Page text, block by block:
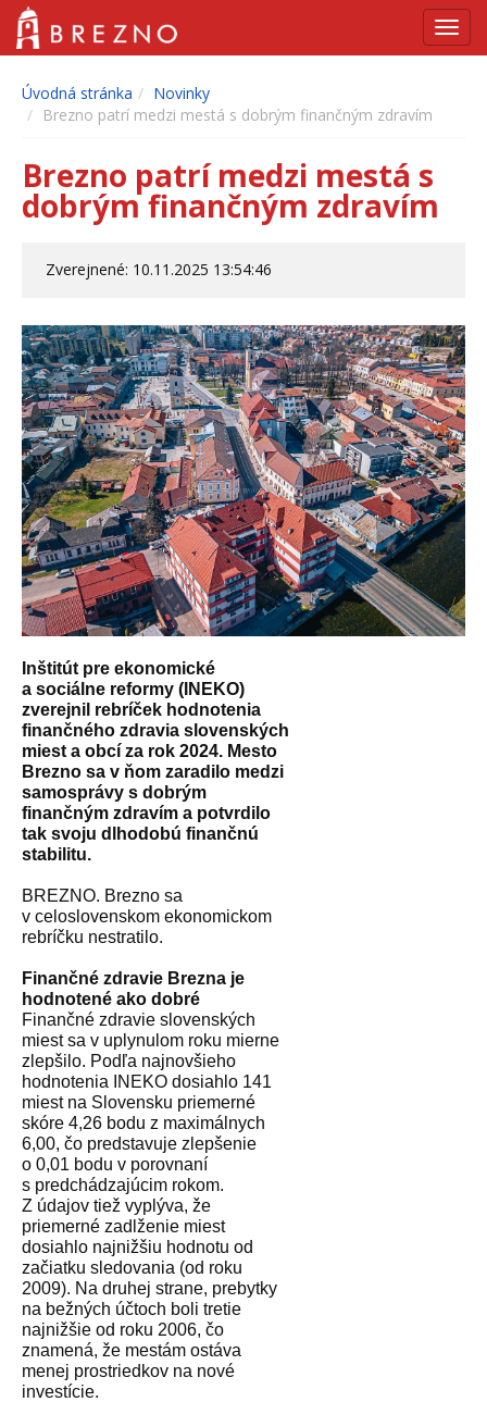
Úvodná stránka
Novinky
Brezno patrí medzi mestá s dobrým finančným zdravím
Brezno patrí medzi mestá s
dobrým finančným zdravím
Zverejnené: 10.11.2025 13:54:46
Inštitút pre ekonomické
a sociálne reformy (INEKO)
zverejnil rebríček hodnotenia
finančného zdravia slovenských
miest a obcí za rok 2024. Mesto
Brezno sa v ňom zaradilo medzi
samosprávy s dobrým
finančným zdravím a potvrdilo
tak svoju dlhodobú finančnú
stabilitu.
BREZNO. Brezno sa
v celoslovenskom ekonomickom
rebríčku nestratilo.
Finančné zdravie Brezna je
hodnotené ako dobré
Finančné zdravie slovenských
miest sa v uplynulom roku mierne
zlepšilo. Podľa najnovšieho
hodnotenia INEKO dosiahlo 141
miest na Slovensku priemerné
skóre 4,26 bodu z maximálnych
6,00, čo predstavuje zlepšenie
o 0,01 bodu v porovnaní
s predchádzajúcim rokom.
Z údajov tiež vyplýva, že
priemerné zadlženie miest
dosiahlo najnižšiu hodnotu od
začiatku sledovania (od roku
2009). Na druhej strane, prebytky
na bežných účtoch boli tretie
najnižšie od roku 2006, čo
znamená, že mestám ostáva
menej prostriedkov na nové
investície.